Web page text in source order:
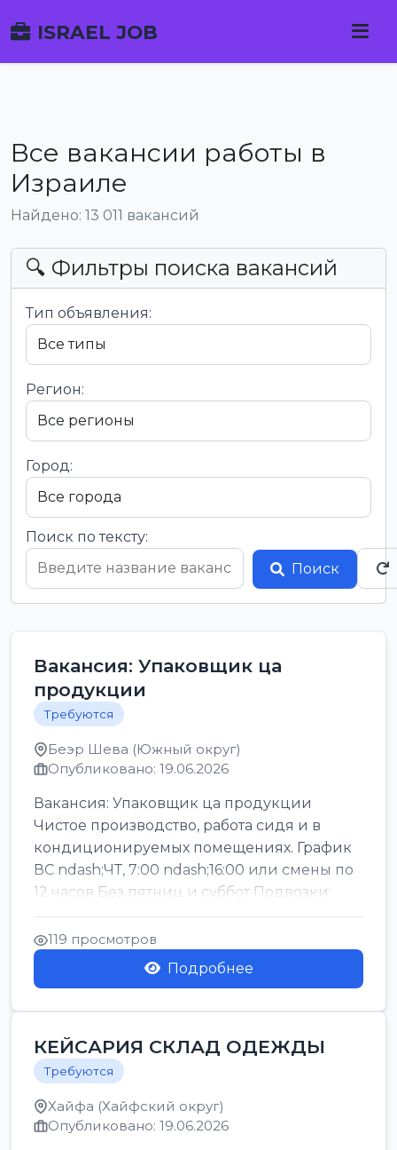
ISRAEL JOB
Все вакансии работы в
Израиле
Найдено: 13 011 вакансий
🔍 Фильтры поиска вакансий
Тип объявления:
Регион:
Город:
Поиск по тексту:
Поиск
Вакансия: Упаковщик ца
продукции
Требуются
Беэр Шева (Южный округ)
Опубликовано: 19.06.2026
Вакансия: Упаковщик ца продукции
Чистое производство, работа сидя и в
кондиционируемых помещениях. График
ВС ndash;ЧТ, 7:00 ndash;16:00 или смены по
12 часов Без пятниц и суббот Подвозки:
Офаким, Нети...
119 просмотров
Подробнее
КЕЙСАРИЯ СКЛАД ОДЕЖДЫ
Требуются
Хайфа (Хайфский округ)
Опубликовано: 19.06.2026